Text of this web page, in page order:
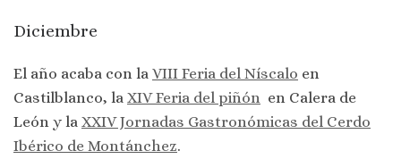
Diciembre
El año acaba con la VIII Feria del Níscalo en
Castilblanco, la XIV Feria del piñón en Calera de
León y la XXIV Jornadas Gastronómicas del Cerdo
Ibérico de Montánchez.